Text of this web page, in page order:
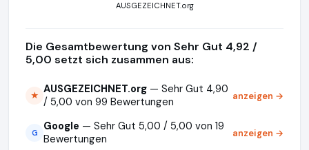
AUSGEZEICHNET.org
Die Gesamtbewertung von Sehr Gut 4,92 /
5,00 setzt sich zusammen aus:
★ AUSGEZEICHNET.org — Sehr Gut 4,90
/ 5,00 von 99 Bewertungen
anzeigen →
G Google — Sehr Gut 5,00 / 5,00 von 19
Bewertungen
anzeigen →